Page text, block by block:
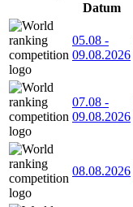
Datum
05.08 -
09.08.2026
07.08 -
09.08.2026
08.08.2026